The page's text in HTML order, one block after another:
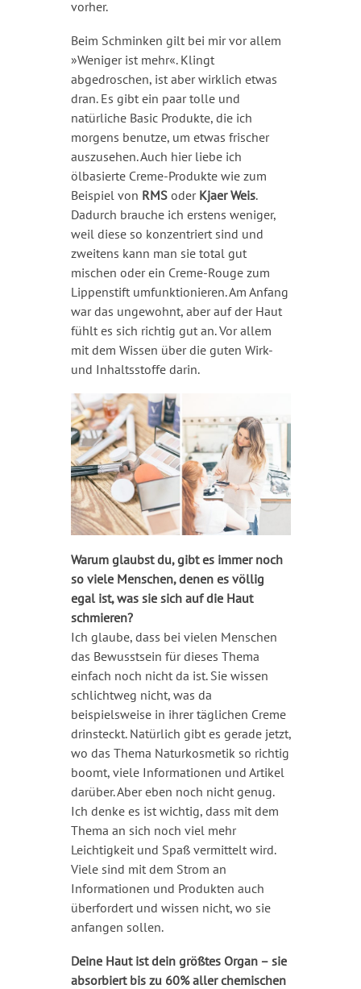
vorher.
Beim Schminken gilt bei mir vor allem
»Weniger ist mehr«. Klingt
abgedroschen, ist aber wirklich etwas
dran. Es gibt ein paar tolle und
natürliche Basic Produkte, die ich
morgens benutze, um etwas frischer
auszusehen. Auch hier liebe ich
ölbasierte Creme-Produkte wie zum
Beispiel von RMSoder Kjaer Weis.
Dadurch brauche ich erstens weniger,
weil diese so konzentriert sind und
zweitens kann man sie total gut
mischen oder ein Creme-Rouge zum
Lippenstift umfunktionieren. Am Anfang
war das ungewohnt, aber auf der Haut
fühlt es sich richtig gut an. Vor allem
mit dem Wissen über die guten Wirk-
und Inhaltsstoffe darin.
Warum glaubst du, gibt es immer noch
so viele Menschen, denen es völlig
egal ist, was sie sich auf die Haut
schmieren?
Ich glaube, dass bei vielen Menschen
das Bewusstsein für dieses Thema
einfach noch nicht da ist. Sie wissen
schlichtweg nicht, was da
beispielsweise in ihrer täglichen Creme
drinsteckt. Natürlich gibt es gerade jetzt,
wo das Thema Naturkosmetik so richtig
boomt, viele Informationen und Artikel
darüber. Aber eben noch nicht genug.
Ich denke es ist wichtig, dass mit dem
Thema an sich noch viel mehr
Leichtigkeit und Spaß vermittelt wird.
Viele sind mit dem Strom an
Informationen und Produkten auch
überfordert und wissen nicht, wo sie
anfangen sollen.
Deine Haut ist dein größtes Organ – sie
absorbiert bis zu 60% aller chemischen